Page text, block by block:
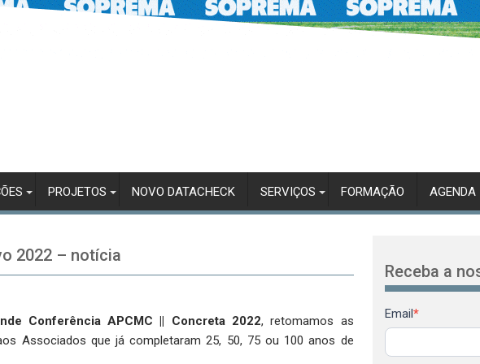
PROJETOS NOVO DATACHECK SERVIÇOS FORMAÇÃO AGENDA
2022 – notícia
Conferência APCMC || Concreta 2022, retomamos as
Associados que já completaram 25, 50, 75 ou 100 anos de
Receba a
Newsletter
Email *